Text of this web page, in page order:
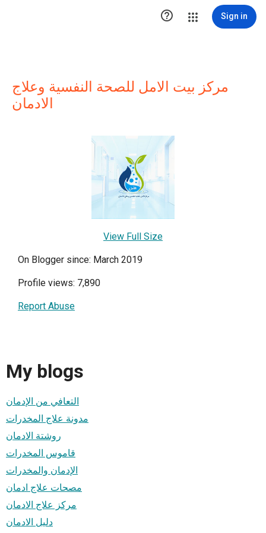
 Sign in
مركز بيت الامل للصحة النفسية وعلاج
الادمان
View Full Size
On Blogger since: March 2019
Profile views: 7,890
Report Abuse
My blogs
التعافي من الإدمان
مدونة علاج المخدرات
روشتة الادمان
قاموس المخدرات
الإدمان والمخدرات
مصحات علاج ادمان
مركز علاج الادمان
دليل الادمان